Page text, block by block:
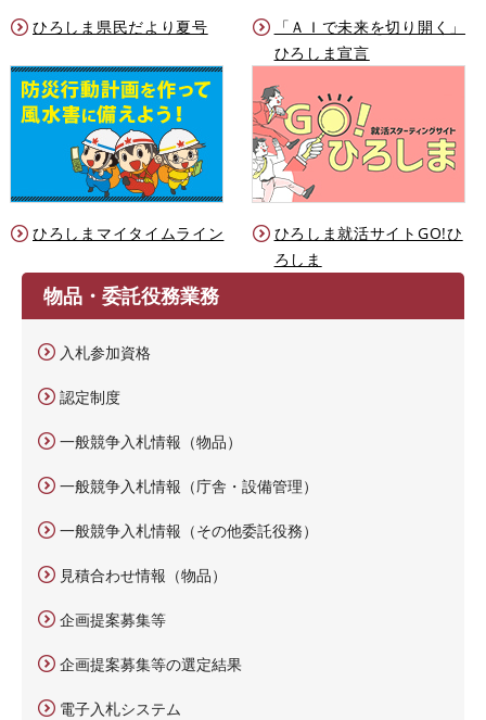
ひろしま県民だより夏号
「ＡＩで未来を切り開く」
ひろしま宣言
ひろしまマイタイムライン
ひろしま就活サイトGO!ひ
ろしま
物品・委託役務業務
入札参加資格
認定制度
一般競争入札情報（物品）
一般競争入札情報（庁舎・設備管理）
一般競争入札情報（その他委託役務）
見積合わせ情報（物品）
企画提案募集等
企画提案募集等の選定結果
電子入札システム